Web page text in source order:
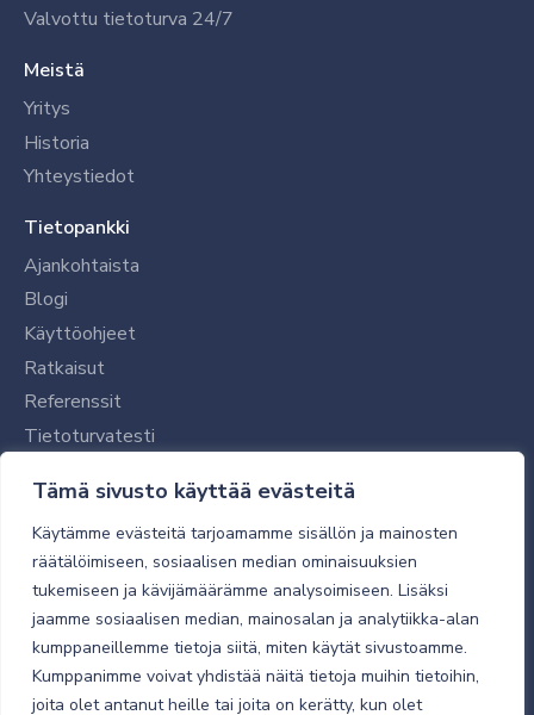
Tämä sivusto käyttää evästeitä
Käytämme evästeitä tarjoamamme sisällön ja mainosten
räätälöimiseen, sosiaalisen median ominaisuuksien
tukemiseen ja kävijämäärämme analysoimiseen. Lisäksi
jaamme sosiaalisen median, mainosalan ja analytiikka-alan
kumppaneillemme tietoja siitä, miten käytät sivustoamme.
Kumppanimme voivat yhdistää näitä tietoja muihin tietoihin,
joita olet antanut heille tai joita on kerätty, kun olet
Valvottu tietoturva 24/7
Meistä
Yritys
Historia
Yhteystiedot
Tietopankki
Ajankohtaista
Blogi
Käyttöohjeet
Ratkaisut
Referenssit
Tietoturvatesti
Tilaajalle
Toimitustavat ja -kulut
Verkkokaupan yleiset ehdot
Toimitusehdot
Tietosuojaseloste
Tietoturva